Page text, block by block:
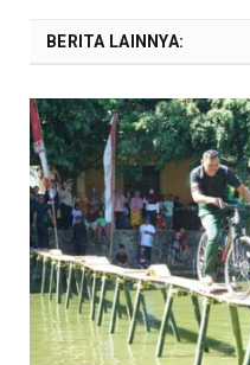
BERITA LAINNYA: